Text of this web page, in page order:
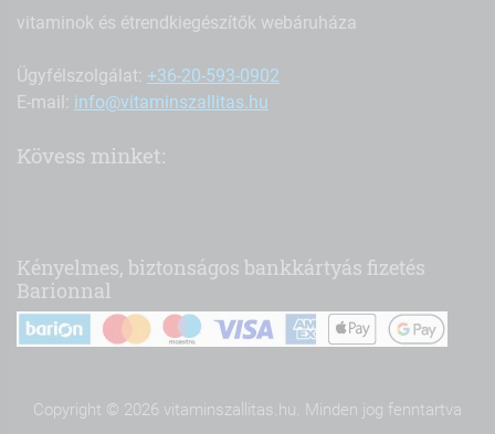
vitaminok és étrendkiegészítők webáruháza
Ügyfélszolgálat: +36-20-593-0902
E-mail: info@vitaminszallitas.hu
Kövess minket:
Kényelmes, biztonságos bankkártyás fizetés
Barionnal
Copyright © 2026 vitaminszallitas.hu. Minden jog fenntartva